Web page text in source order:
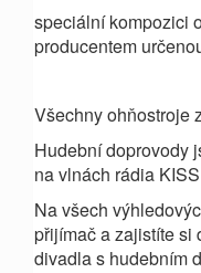
speciální kompozici
producentem
Všechny ohňostroje
Hudební doprovody
na vlnách rádia
Na všech
přijímač a zajistíte si
divadla s hudebním